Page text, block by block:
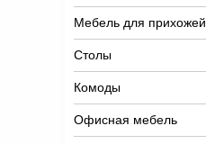
Мебель для прихожей
Столы
Комоды
Офисная мебель